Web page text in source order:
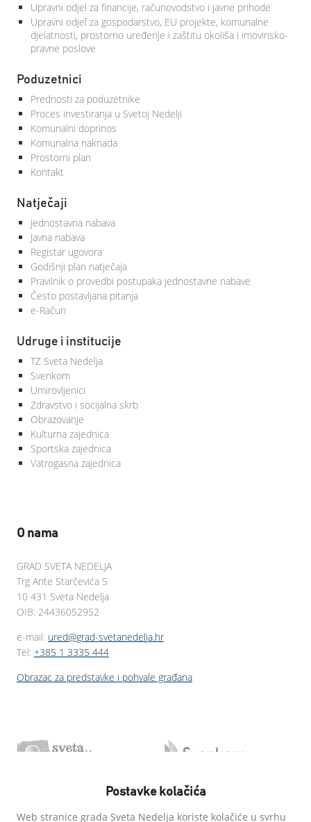
Upravni odjel za financije, računovodstvo i javne prihode
Upravni odjel za gospodarstvo, EU projekte, komunalne
djelatnosti, prostorno uređenje i zaštitu okoliša i imovinsko-
pravne poslove
Poduzetnici
Prednosti za poduzetnike
Proces investiranja u Svetoj Nedelji
Komunalni doprinos
Komunalna naknada
Prostorni plan
Kontakt
Natječaji
Jednostavna nabava
Javna nabava
Registar ugovora
Godišnji plan natječaja
Pravilnik o provedbi postupaka jednostavne nabave
Često postavljana pitanja
e-Račun
Udruge i institucije
TZ Sveta Nedelja
Svenkom
Umirovljenici
Zdravstvo i socijalna skrb
Obrazovanje
Kulturna zajednica
Sportska zajednica
Vatrogasna zajednica
O nama
GRAD SVETA NEDELJA
Trg Ante Starčevića 5
10 431 Sveta Nedelja
OIB: 24436052952
e-mail: ured@grad-svetanedelja.hr
Tel: +385 1 3335 444
Obrazac za predstavke i pohvale građana
Postavke kolačića
Web stranice grada Sveta Nedelja koriste kolačiće u svrhu